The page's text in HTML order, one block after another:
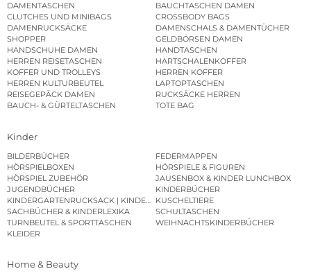
DAMENTASCHEN
BAUCHTASCHEN DAMEN
CLUTCHES UND MINIBAGS
CROSSBODY BAGS
DAMENRUCKSÄCKE
DAMENSCHALS & DAMENTÜCHER
SHOPPER
GELDBÖRSEN DAMEN
HANDSCHUHE DAMEN
HANDTASCHEN
HERREN REISETASCHEN
HARTSCHALENKOFFER
KOFFER UND TROLLEYS
HERREN KOFFER
HERREN KULTURBEUTEL
LAPTOPTASCHEN
REISEGEPÄCK DAMEN
RUCKSÄCKE HERREN
BAUCH- & GÜRTELTASCHEN
TOTE BAG
Kinder
BILDERBÜCHER
FEDERMAPPEN
HÖRSPIELBOXEN
HÖRSPIELE & FIGUREN
HÖRSPIEL ZUBEHÖR
JAUSENBOX & KINDER LUNCHBOX
JUGENDBÜCHER
KINDERBÜCHER
KINDERGARTENRUCKSACK | KINDERGARTENBEUTEL
KUSCHELTIERE
SACHBÜCHER & KINDERLEXIKA
SCHULTASCHEN
TURNBEUTEL & SPORTTASCHEN
WEIHNACHTSKINDERBÜCHER
KLEIDER
Home & Beauty